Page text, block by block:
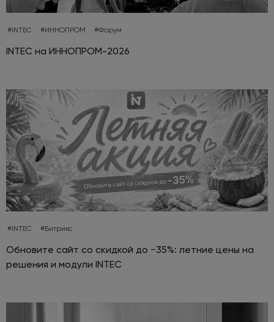
#INTEC #ИННОПРОМ #Форум
INTEC на ИННОПРОМ-2026
#INTEC #Битрикс
Обновите сайт со скидкой до −35%: летние цены на
решения и модули INTEC